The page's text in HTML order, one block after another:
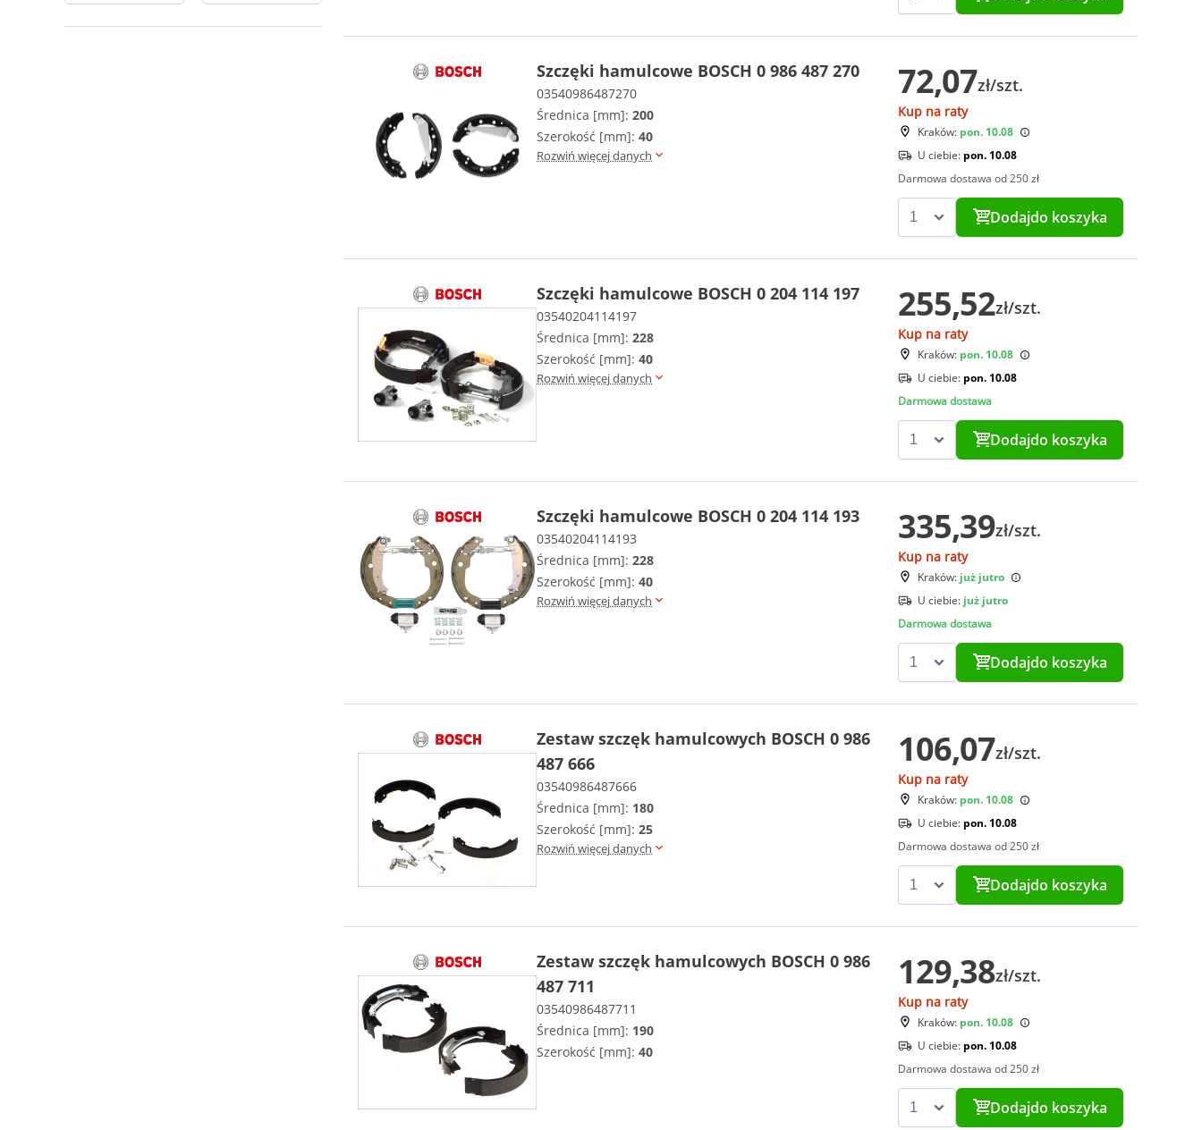
Szczęki hamulcowe BOSCH 0 986 487 270
03540986487270
Średnica [mm]: 200
Szerokość [mm]: 40
Rozwiń więcej danych
72,07zł/szt.
Kup na raty
Kraków: pon. 10.08
U ciebie: pon. 10.08
Darmowa dostawa od 250 zł
Dodajdo koszyka
Szczęki hamulcowe BOSCH 0 204 114 197
03540204114197
Średnica [mm]: 228
Szerokość [mm]: 40
Rozwiń więcej danych
255,52zł/szt.
Kup na raty
Kraków: pon. 10.08
U ciebie: pon. 10.08
Darmowa dostawa
Dodajdo koszyka
Szczęki hamulcowe BOSCH 0 204 114 193
03540204114193
Średnica [mm]: 228
Szerokość [mm]: 40
Rozwiń więcej danych
335,39zł/szt.
Kup na raty
Kraków: już jutro
U ciebie: już jutro
Darmowa dostawa
Dodajdo koszyka
Zestaw szczęk hamulcowych BOSCH 0 986
487 666
03540986487666
Średnica [mm]: 180
Szerokość [mm]: 25
Rozwiń więcej danych
106,07zł/szt.
Kup na raty
Kraków: pon. 10.08
U ciebie: pon. 10.08
Darmowa dostawa od 250 zł
Dodajdo koszyka
Zestaw szczęk hamulcowych BOSCH 0 986
487 711
03540986487711
Średnica [mm]: 190
Szerokość [mm]: 40
129,38zł/szt.
Kup na raty
Kraków: pon. 10.08
U ciebie: pon. 10.08
Darmowa dostawa od 250 zł
Dodajdo koszyka